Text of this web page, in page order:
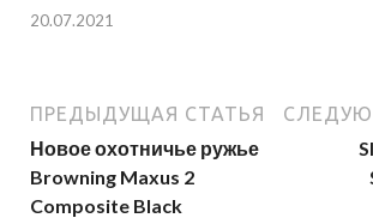
20.07.2021
ПРЕДЫДУЩАЯ СТАТЬЯ
Новое охотничье ружье
Browning Maxus 2
Composite Black